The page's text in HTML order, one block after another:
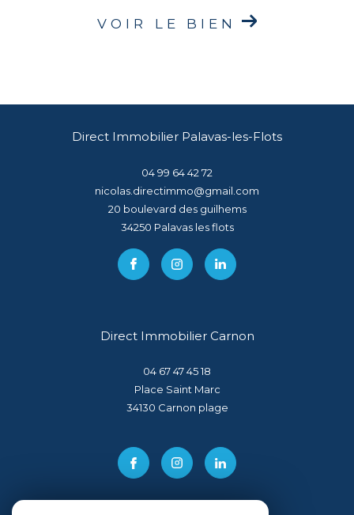
VOIR LE BIEN
Direct Immobilier Palavas-les-Flots
04 99 64 42 72
nicolas.directimmo@gmail.com
20 boulevard des guilhems
34250
palavas les flots
Direct Immobilier Carnon
04 67 47 45 18
Place Saint Marc
34130
carnon plage